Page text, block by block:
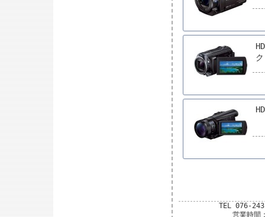
TEL 076-
営業時